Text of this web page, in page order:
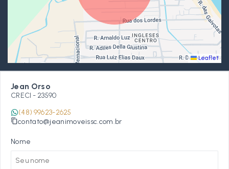
Leaflet
Jean Orso
CRECI - 23590
(48) 99623-2625
contato@jeanimoveissc.com.br
Nome